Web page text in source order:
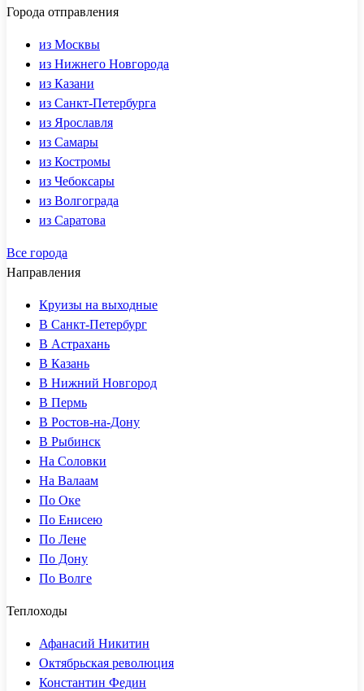
Города отправления
из Москвы
из Нижнего Новгорода
из Казани
из Санкт-Петербурга
из Ярославля
из Самары
из Костромы
из Чебоксары
из Волгограда
из Саратова
Все города
Направления
Круизы на выходные
В Санкт-Петербург
В Астрахань
В Казань
В Нижний Новгород
В Пермь
В Ростов-на-Дону
В Рыбинск
На Соловки
На Валаам
По Оке
По Енисею
По Лене
По Дону
По Волге
Теплоходы
Афанасий Никитин
Октябрьская революция
Константин Федин